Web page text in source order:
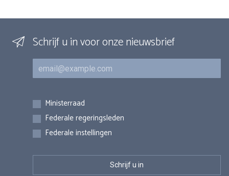
Schrijf u in voor onze nieuwsbrief
E-mail
Inschrijvingen
Ministerraad
Federale regeringsleden
Federale instellingen